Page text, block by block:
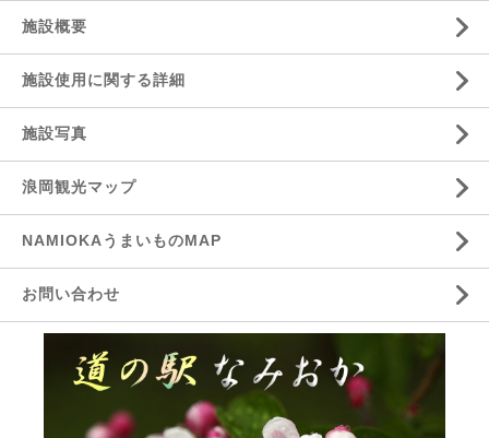
施設概要
施設使用に関する詳細
施設写真
浪岡観光マップ
NAMIOKAうまいものMAP
お問い合わせ